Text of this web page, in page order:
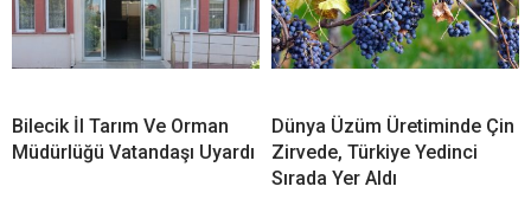
Bilecik İl Tarım Ve Orman
Müdürlüğü Vatandaşı Uyardı
Dünya Üzüm Üretiminde Çin
Zirvede, Türkiye Yedinci
Sırada Yer Aldı